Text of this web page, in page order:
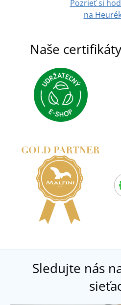
Pozrieť si
na
Naše
Sledujte nás